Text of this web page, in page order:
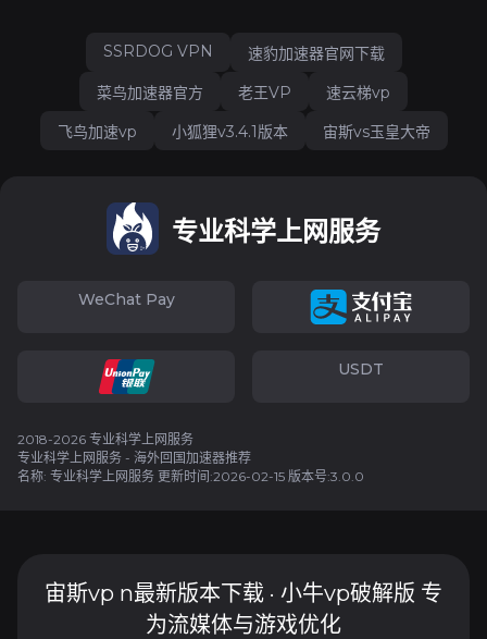
SSRDOG VPN
速豹加速器官网下载
菜鸟加速器官方
老王VP
速云梯vp
飞鸟加速vp
小狐狸v3.4.1版本 宙斯vs玉皇大帝
专业科学上网服务
WeChat Pay
USDT
2018-2026 专业科学上网服务
专业科学上网服务 - 海外回国加速器推荐
名称: 专业科学上网服务 更新时间:2026-02-15 版本号:3.0.0
宙斯vp n最新版本下载 · 小牛vp破解版 专
为流媒体与游戏优化